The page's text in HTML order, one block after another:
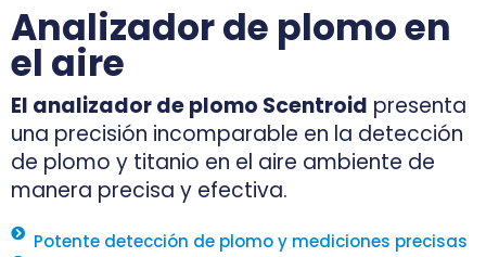
Analizador de plomo en
el aire
El analizador de plomo Scentroid presenta
una precisión incomparable en la detección
de plomo y titanio en el aire ambiente de
manera precisa y efectiva.
Potente detección de plomo y mediciones precisas